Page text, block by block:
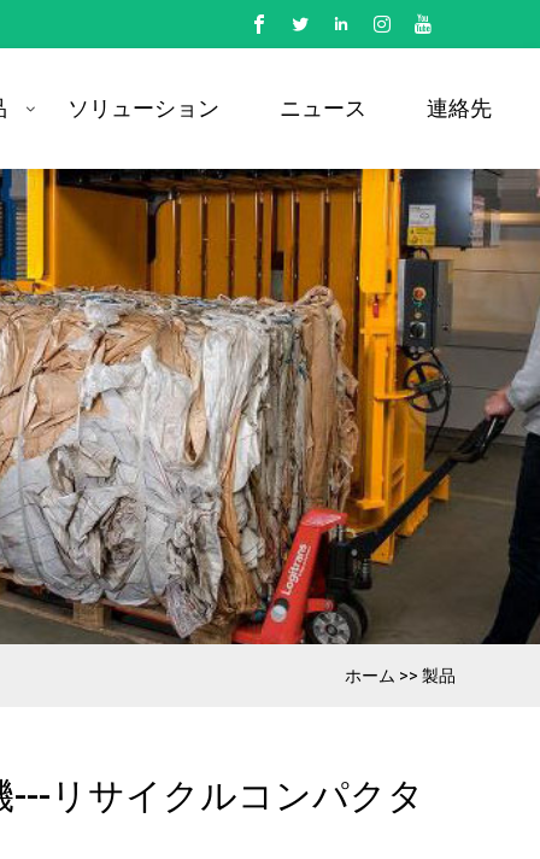
ソリューション ニュース 連絡先
ホーム >> 製品
リサイクルコンパクタ